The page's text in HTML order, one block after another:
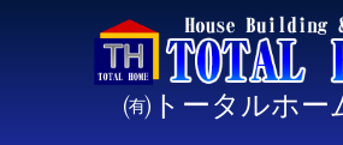
㈲トータルホー